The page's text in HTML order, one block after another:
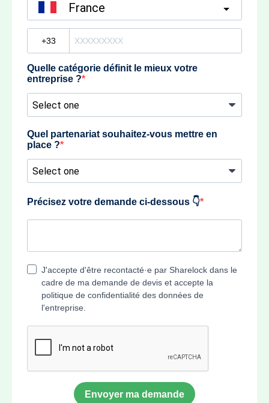
France
Quelle catégorie définit le mieux votre
entreprise ?
Quel partenariat souhaitez-vous mettre en
place ?
Précisez votre demande ci-dessous 👇
J'accepte d'être recontacté·e par Sharelock dans le
cadre de ma demande de devis et accepte la
politique de confidentialité des données de
l'entreprise.
Envoyer ma demande